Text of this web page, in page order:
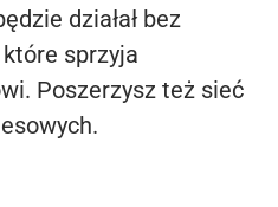
działał bez
sprzyja
Poszerzysz też sieć